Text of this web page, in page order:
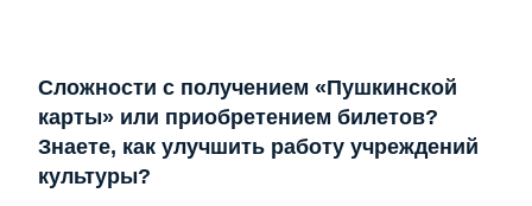
Сложности с получением «Пушкинской
карты» или приобретением билетов?
Знаете, как улучшить работу учреждений
культуры?